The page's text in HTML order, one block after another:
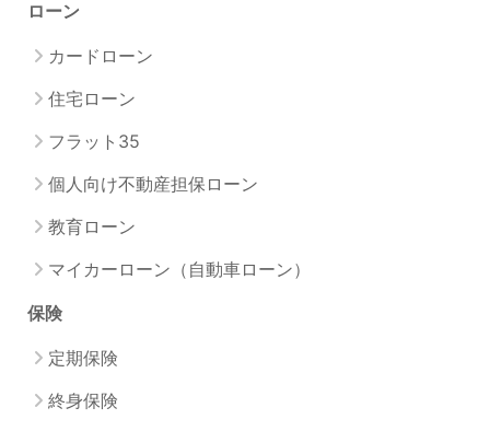
ローン
カードローン
住宅ローン
フラット35
個人向け不動産担保ローン
教育ローン
マイカーローン（自動車ローン）
保険
定期保険
終身保険